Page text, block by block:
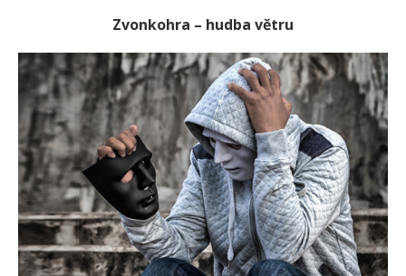
Zvonkohra – hudba větru